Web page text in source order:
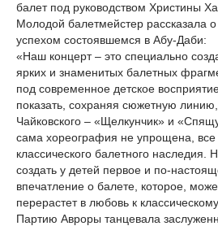
балет под руководством Христины
Молодой балетмейстер рассказала
успехом состоявшемся в Абу-Даби:
«Наш концерт – это специально
ярких и знаменитых балетных
под современное детское
показать, сохраняя сюжетную
Чайковского – «Щелкунчик» и
сама хореография не упрощена, все
классического балетного
создать у детей первое и по-
впечатление о балете, которое,
перерастет в любовь к
Партию Авроры танцевала